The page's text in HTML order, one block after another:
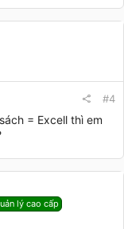
#4
= Excell thì em
lý cao cấp